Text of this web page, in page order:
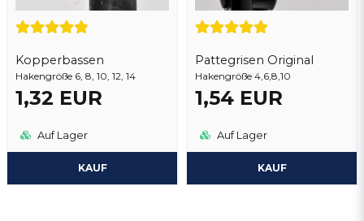
Kopperbassen
Hakengröße 6, 8, 10, 12, 14
1,32 EUR
Auf Lager
KAUF
Pattegrisen Original
Hakengröße 4,6,8,10
1,54 EUR
Auf Lager
KAUF